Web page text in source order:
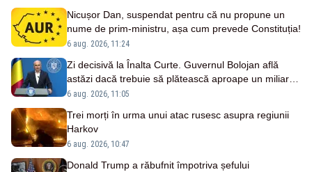
Nicușor Dan, suspendat pentru că nu propune un
nume de prim-ministru, așa cum prevede Constituția!
6 aug. 2026, 11:24
Zi decisivă la Înalta Curte. Guvernul Bolojan află
astăzi dacă trebuie să plătească aproape un miliard
de euro grefierilor
6 aug. 2026, 11:05
Trei morți în urma unui atac rusesc asupra regiunii
Harkov
6 aug. 2026, 10:47
Donald Trump a răbufnit împotriva șefului